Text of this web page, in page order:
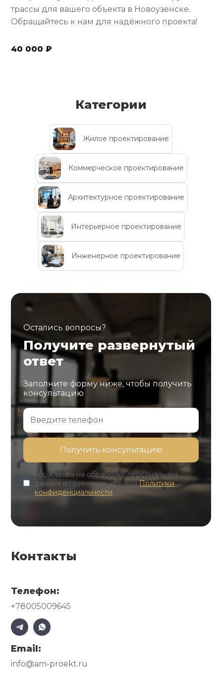
трассы для вашего объекта в Новоузенске.
Обращайтесь к нам для надёжного проекта!
40 000 ₽
Категории
Жилое проектирование
Коммерческое проектирование
Архитектурное проектирование
Интерьерное проектирование
Инженерное проектирование
Остались вопросы?
Получите развернутый
ответ
Заполните форму ниже, чтобы получить
консультацию
Я согласен на обработку персональных
данных и принимаю условияПолитики
конфиденциальности
Контакты
Телефон:
+78005009645
Email:
info@am-proekt.ru